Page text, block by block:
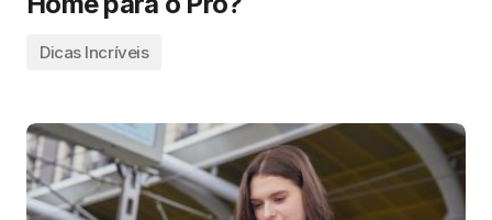
Dicas Incríveis